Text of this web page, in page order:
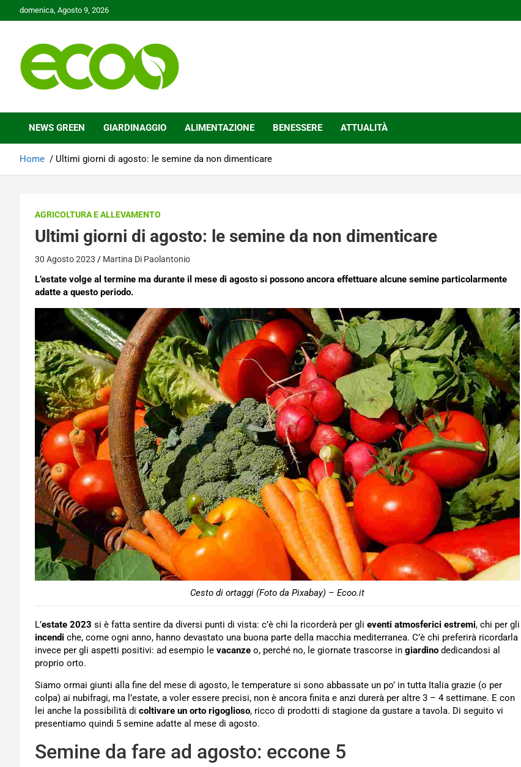
to
domenica, Agosto 9, 2026
Ecoo.it
NEWS GREEN GIARDINAGGIO ALIMENTAZIONE BENESSERE ATTUALITÀ
Home Ultimi giorni di agosto: le semine da non dimenticare
AGRICOLTURA E ALLEVAMENTO
Ultimi giorni di agosto: le semine da non dimenticare
30 Agosto 2023 Martina Di Paolantonio
L’estate volge al termine ma durante il mese di agosto si possono ancora effettuare alcune semine particolarmente
adatte a questo periodo.
Cesto di ortaggi (Foto da Pixabay) – Ecoo.it
L’estate 2023 si è fatta sentire da diversi punti di vista: c’è chi la ricorderà per gli eventi atmosferici estremi, chi per gli
incendi che, come ogni anno, hanno devastato una buona parte della macchia mediterranea. C’è chi preferirà ricordarla
invece per gli aspetti positivi: ad esempio le vacanze o, perché no, le giornate trascorse in giardino dedicandosi al
proprio orto.
Siamo ormai giunti alla fine del mese di agosto, le temperature si sono abbassate un po’ in tutta Italia grazie (o per
colpa) ai nubifragi, ma l’estate, a voler essere precisi, non è ancora finita e anzi durerà per altre 3 – 4 settimane. E con
lei anche la possibilità di coltivare un orto rigoglioso, ricco di prodotti di stagione da gustare a tavola. Di seguito vi
presentiamo quindi 5 semine adatte al mese di agosto.
Semine da fare ad agosto: eccone 5